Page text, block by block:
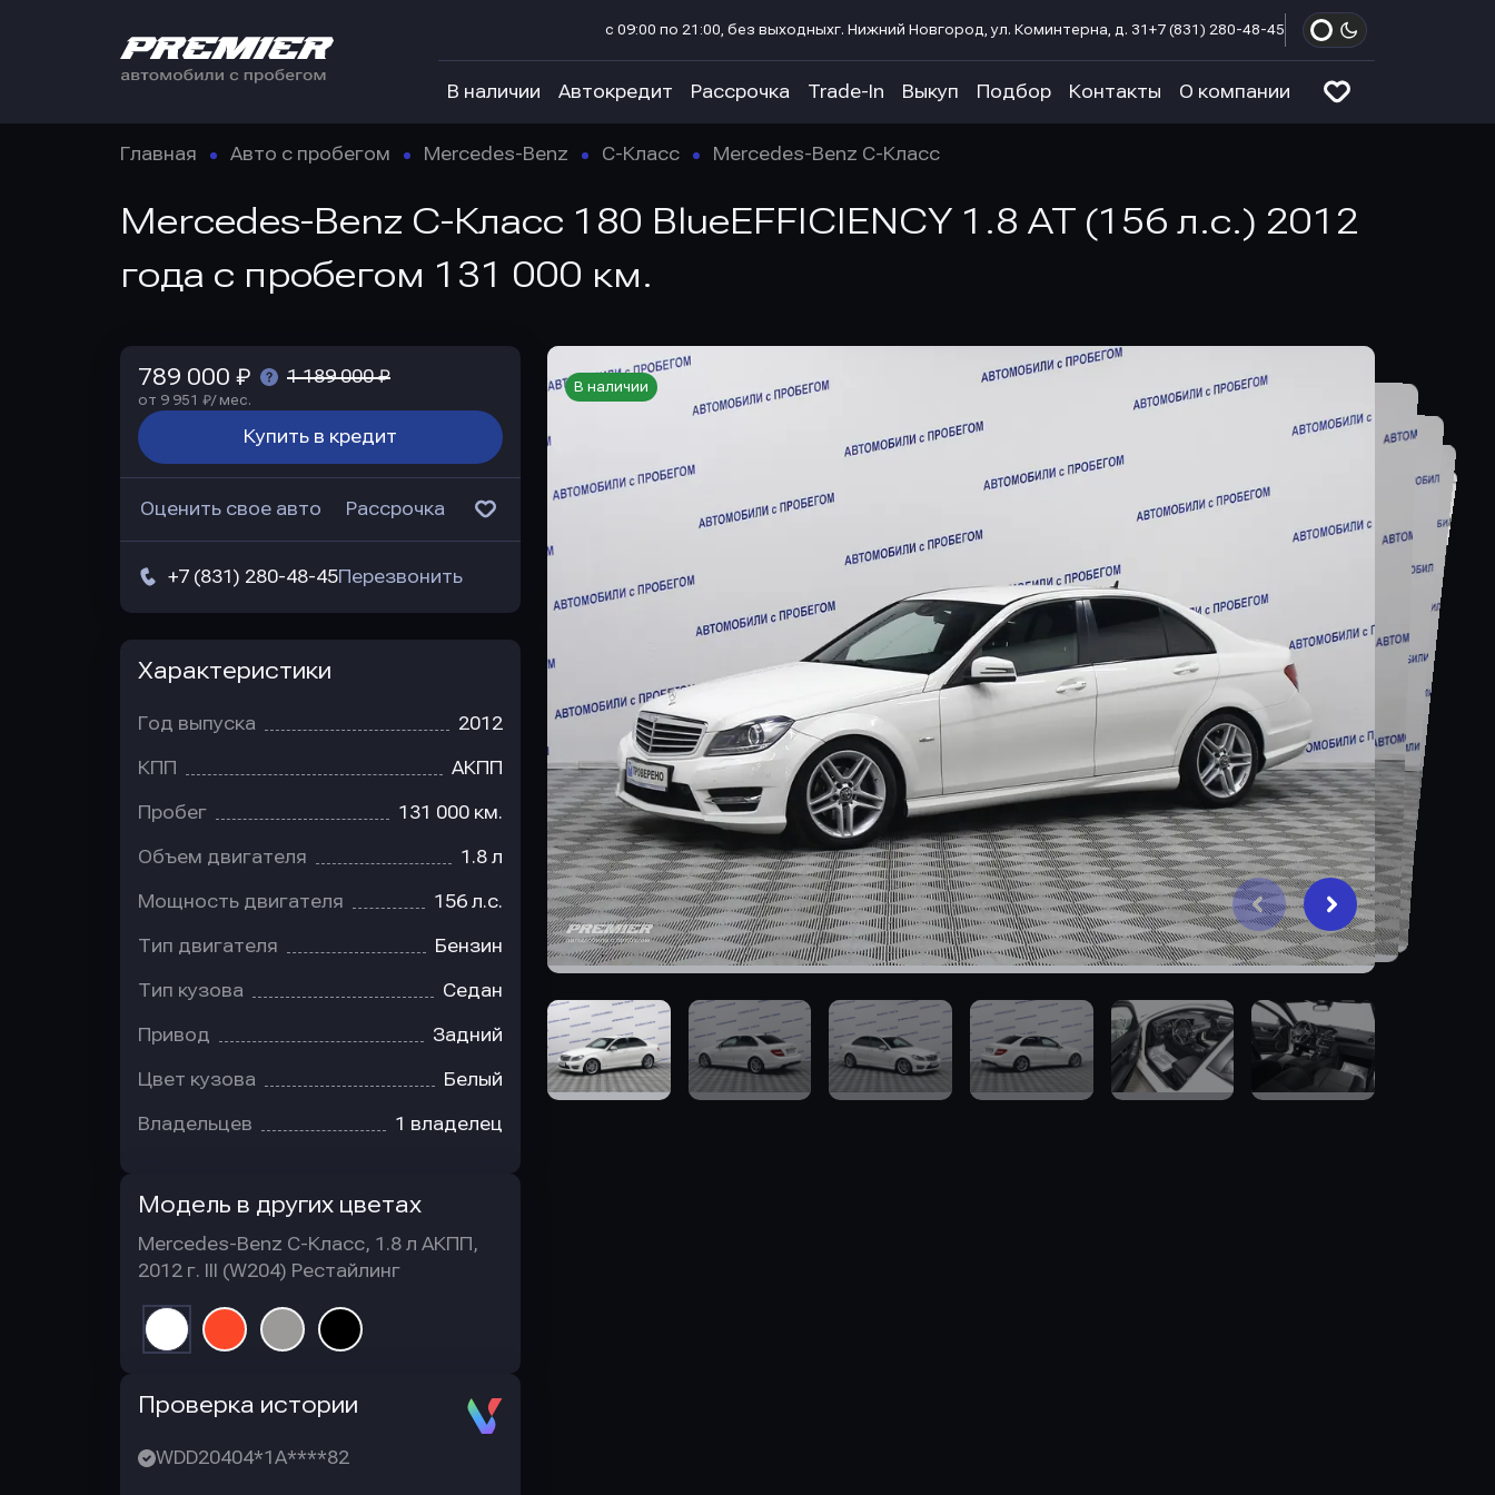
с 09:00 по 21:00, без выходныхг. Нижний Новгород, ул. Коминтерна, д. 31 +7 (831) 280-48-45
В наличии Автокредит Рассрочка Trade-In Выкуп Подбор Контакты О компании
Главная Авто с пробегом Mercedes-Benz C-Класс Mercedes-Benz C-Класс
Mercedes-Benz C-Класс 180 BlueEFFICIENCY 1.8 AT (156 л.с.) 2012
года с пробегом 131 000 км.
В наличии
789 000 ₽ 1 189 000 ₽
от 9 951 ₽/ мес.
Купить в кредит
Оценить свое авто Рассрочка
+7 (831) 280-48-45Перезвонить
Характеристики
Год выпуска 2012
КПП АКПП
Пробег 131 000 км.
Объем двигателя 1.8 л
Мощность двигателя 156 л.с.
Тип двигателя Бензин
Тип кузова Седан
Привод Задний
Цвет кузова Белый
Владельцев 1 владелец
Модель в других цветах
Mercedes-Benz C-Класс, 1.8 л АКПП,
2012 г. III (W204) Рестайлинг
Проверка истории
WDD20404*1A****82